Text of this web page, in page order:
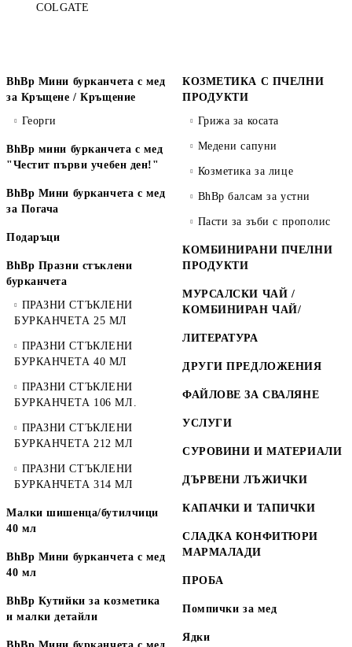
COLGATE
BhBp Мини бурканчета с мед
за Кръщене / Кръщение
Георги
BhBp мини бурканчета с мед
"Честит първи учебен ден!"
BhBp Мини бурканчета с мед
за Погача
Подаръци
BhBp Празни стъклени
бурканчета
ПРАЗНИ СТЪКЛЕНИ
БУРКАНЧЕТА 25 МЛ
ПРАЗНИ СТЪКЛЕНИ
БУРКАНЧЕТА 40 МЛ
ПРАЗНИ СТЪКЛЕНИ
БУРКАНЧЕТА 106 МЛ.
ПРАЗНИ СТЪКЛЕНИ
БУРКАНЧЕТА 212 МЛ
ПРАЗНИ СТЪКЛЕНИ
БУРКАНЧЕТА 314 МЛ
Малки шишенца/бутилчици
40 мл
BhBp Мини бурканчета с мед
40 мл
BhBp Кутийки за козметика
и малки детайли
КОЗМЕТИКА С ПЧЕЛНИ
ПРОДУКТИ
Грижа за косата
Медени сапуни
Козметика за лице
BhBp балсам за устни
Пасти за зъби с прополис
КОМБИНИРАНИ ПЧЕЛНИ
ПРОДУКТИ
МУРСАЛСКИ ЧАЙ /
КОМБИНИРАН ЧАЙ/
ЛИТЕРАТУРА
ДРУГИ ПРЕДЛОЖЕНИЯ
ФАЙЛОВЕ ЗА СВАЛЯНЕ
УСЛУГИ
СУРОВИНИ И МАТЕРИАЛИ
ДЪРВЕНИ ЛЪЖИЧКИ
КАПАЧКИ И ТАПИЧКИ
СЛАДКА КОНФИТЮРИ
МАРМАЛАДИ
ПРОБА
Помпички за мед
Ядки